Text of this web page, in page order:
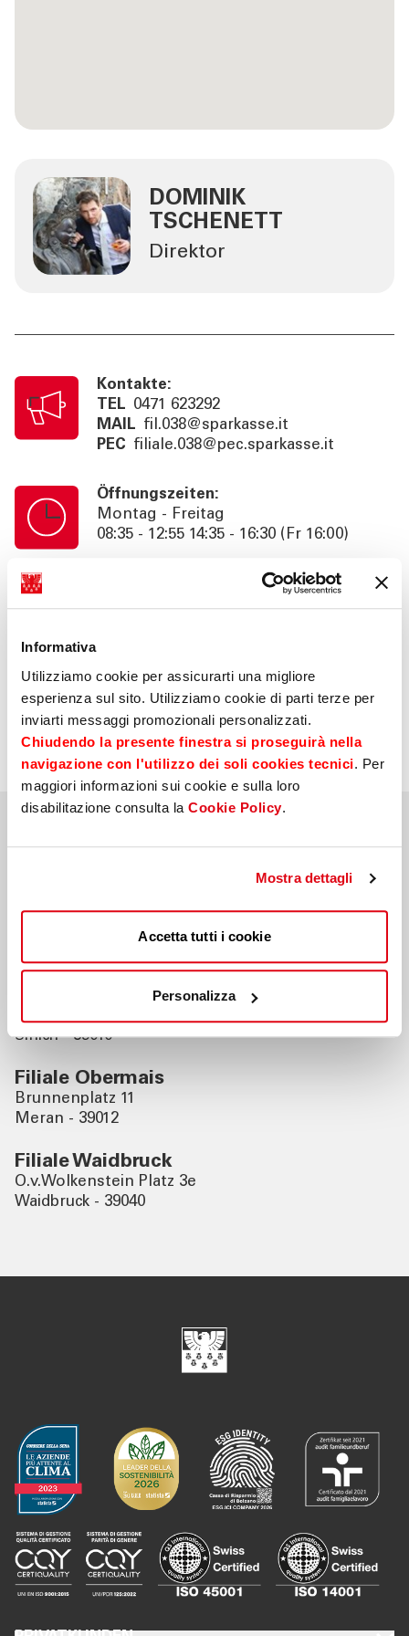
Informativa
Utilizziamo cookie per assicurarti una migliore
esperienza sul sito. Utilizziamo cookie di parti terze per
inviarti messaggi promozionali personalizzati.
Chiudendo la presente finestra si proseguirà nella
navigazione con l'utilizzo dei soli cookies tecnici. Per
maggiori informazioni sui cookie e sulla loro
disabilitazione consulta la Cookie Policy.
Mostra dettagli
Accetta tutti i cookie
Personalizza
DOMINIK
TSCHENETT
Direktor
Kontakte:
TEL 0471 623292
MAIL fil.038@sparkasse.it
PEC filiale.038@pec.sparkasse.it
Öffnungszeiten:
Montag - Freitag
08:35 - 12:55 14:35 - 16:30 (Fr 16:00)
Kassenschalterzeiten:
Montag - Freitag
Information:
Beratung nach Termin bis 18:30 (Fr
16:00). SB. 24h
Nahegelegene Filialen
Filiale Burgstall
V.Veneto Platz 19
Sinich - 39010
Filiale Obermais
Brunnenplatz 11
Meran - 39012
Filiale Waidbruck
O.v.Wolkenstein Platz 3e
Waidbruck - 39040